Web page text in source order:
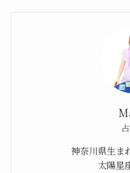
神奈川県生ま
太陽